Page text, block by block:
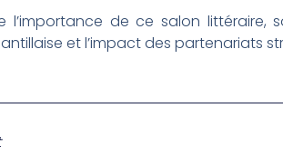
l’importance de ce salon
et l’impact des partenariats